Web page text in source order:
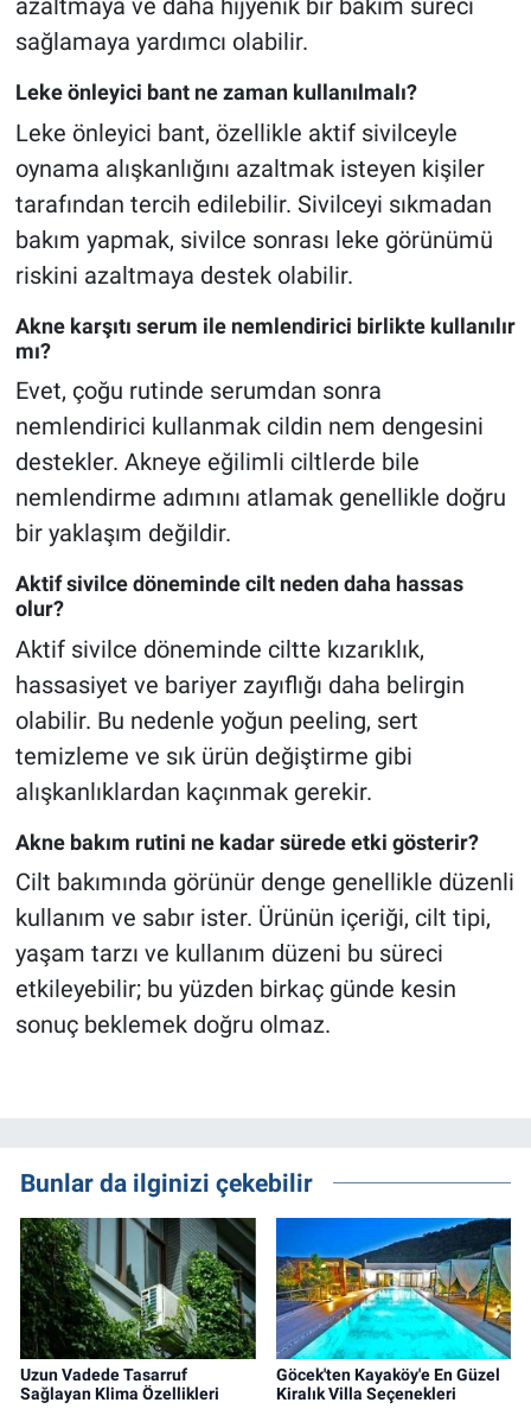
azaltmaya ve daha hijyenik bir bakım süreci
sağlamaya yardımcı olabilir.
Leke önleyici bant ne zaman kullanılmalı?
Leke önleyici bant, özellikle aktif sivilceyle
oynama alışkanlığını azaltmak isteyen kişiler
tarafından tercih edilebilir. Sivilceyi sıkmadan
bakım yapmak, sivilce sonrası leke görünümü
riskini azaltmaya destek olabilir.
Akne karşıtı serum ile nemlendirici birlikte kullanılır
mı?
Evet, çoğu rutinde serumdan sonra
nemlendirici kullanmak cildin nem dengesini
destekler. Akneye eğilimli ciltlerde bile
nemlendirme adımını atlamak genellikle doğru
bir yaklaşım değildir.
Aktif sivilce döneminde cilt neden daha hassas
olur?
Aktif sivilce döneminde ciltte kızarıklık,
hassasiyet ve bariyer zayıflığı daha belirgin
olabilir. Bu nedenle yoğun peeling, sert
temizleme ve sık ürün değiştirme gibi
alışkanlıklardan kaçınmak gerekir.
Akne bakım rutini ne kadar sürede etki gösterir?
Cilt bakımında görünür denge genellikle düzenli
kullanım ve sabır ister. Ürünün içeriği, cilt tipi,
yaşam tarzı ve kullanım düzeni bu süreci
etkileyebilir; bu yüzden birkaç günde kesin
sonuç beklemek doğru olmaz.
Bunlar da ilginizi çekebilir
Uzun Vadede Tasarruf
Sağlayan Klima Özellikleri
Göcek'ten Kayaköy'e En Güzel
Kiralık Villa Seçenekleri